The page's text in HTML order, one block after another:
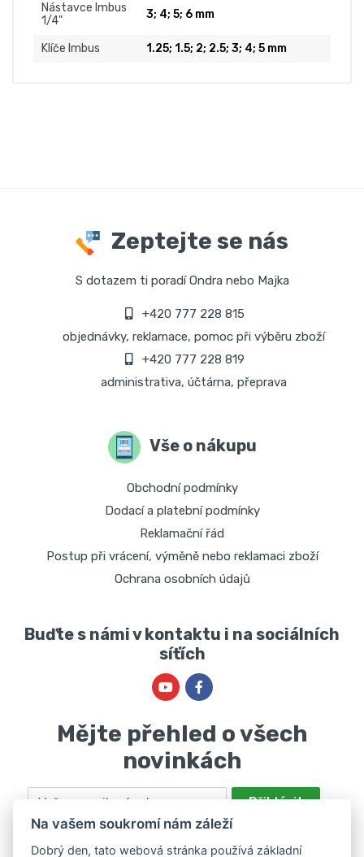
Nástavce Imbus
1/4"
3; 4; 5; 6 mm
Klíče Imbus 1.25; 1.5; 2; 2.5; 3; 4; 5 mm
Zeptejte se nás
S dotazem ti poradí Ondra nebo Majka
+420 777 228 815
objednávky, reklamace, pomoc při výběru zboží
+420 777 228 819
administrativa, účtárna, přeprava
Vše o nákupu
Obchodní podmínky
Dodací a platební podmínky
Reklamační řád
Postup při vrácení, výměně nebo reklamaci zboží
Ochrana osobních údajů
Buďte s námi v kontaktu i na sociálních
síťích
Mějte přehled o všech
novinkách
Email Přihlásit
Odesláním souhlasíte se zpracováním osobních údajů za účelem
nabízení a zpracování marketingových nabídek společností Marie
Na vašem soukromí nám záleží
Dobrý den, tato webová stránka používá základní